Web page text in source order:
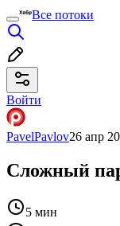
Все потоки
Войти
PavelPavlov26 апр
Сложный
5 мин